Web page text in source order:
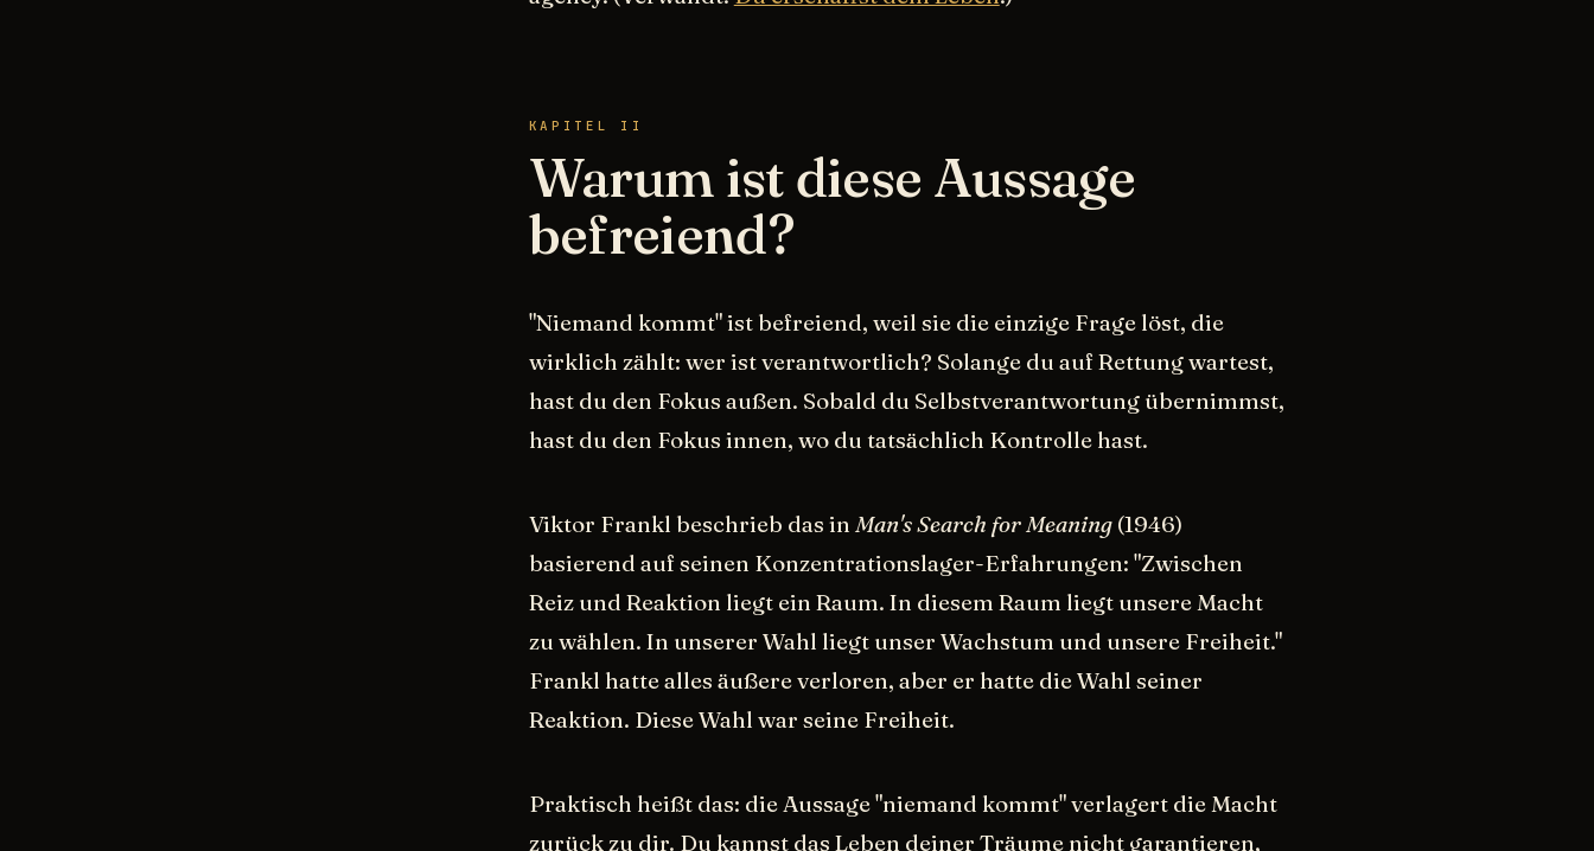
KAPITEL II
Warum ist diese Aussage
befreiend?
"Niemand kommt" ist befreiend, weil sie die einzige Frage löst, die
wirklich zählt: wer ist verantwortlich? Solange du auf Rettung wartest,
hast du den Fokus außen. Sobald du Selbstverantwortung übernimmst,
hast du den Fokus innen, wo du tatsächlich Kontrolle hast.
Viktor Frankl beschrieb das in Man's Search for Meaning(1946)
basierend auf seinen Konzentrationslager-Erfahrungen: "Zwischen
Reiz und Reaktion liegt ein Raum. In diesem Raum liegt unsere Macht
zu wählen. In unserer Wahl liegt unser Wachstum und unsere Freiheit."
Frankl hatte alles äußere verloren, aber er hatte die Wahl seiner
Reaktion. Diese Wahl war seine Freiheit.
Praktisch heißt das: die Aussage "niemand kommt" verlagert die Macht
zurück zu dir. Du kannst das Leben deiner Träume nicht garantieren,